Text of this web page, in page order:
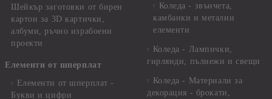
Шейкър заготовки от бирен
картон за 3D картички,
албуми, ръчно израбоени
проекти
Елементи от шперплат
Елементи от шперплат -
Букви и цифри
Коледа - звънчета,
камбанки и метални
елементи
Коледа - Лампички,
гирлянди, пълнежи и свещи
Коледа - Материали за
декорация - брокати,